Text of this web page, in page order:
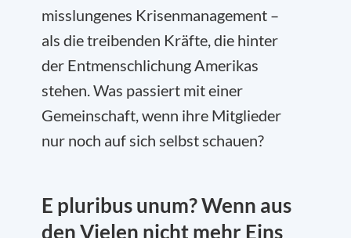
misslungenes Krisenmanagement –
als die treibenden Kräfte, die hinter
der Entmenschlichung Amerikas
stehen. Was passiert mit einer
Gemeinschaft, wenn ihre Mitglieder
nur noch auf sich selbst schauen?
E pluribus unum?Wenn aus
den Vielen nicht mehr Eins